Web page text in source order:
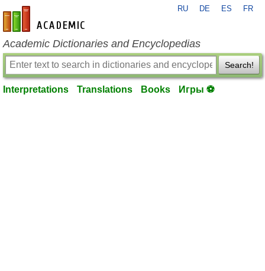
en-academic.com
RU DE ES FR
Academic Dictionaries and Encyclopedias
Search!
Interpretations Translations Books Игры ⚽